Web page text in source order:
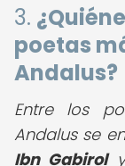
3.
poetas
Andalus?
Entre los
Andalus se
Ibn Gabirol